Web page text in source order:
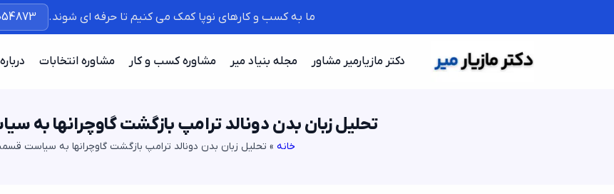
ما به کسب و کارهای نوپا کمک می کنیم تا حرفه ای شوند.
دکتر مازیارمیر مشاور مجله بنیاد میر مشاوره کسب و کار مشاوره انتخابات
تحلیل زبان بدن دونالد ترامپ بازگشت گاوچرانها به
خانه » تحلیل زبان بدن دونالد ترامپ بازگشت گاوچرانها به سیاست